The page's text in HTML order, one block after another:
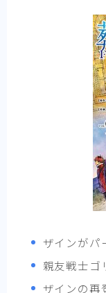
ザインがパ
親友戦士ゴ
ザインの再